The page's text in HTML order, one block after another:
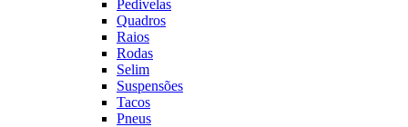
Pedivelas
Quadros
Raios
Rodas
Selim
Suspensões
Tacos
Pneus